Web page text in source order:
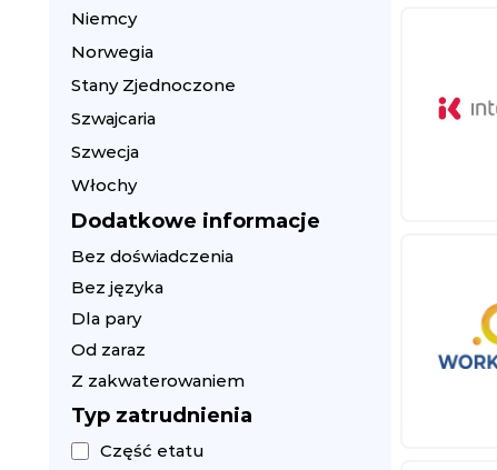
Niemcy
Norwegia
Stany Zjednoczone
Szwajcaria
Szwecja
Włochy
Dodatkowe informacje
Bez doświadczenia
Bez języka
Dla pary
Od zaraz
Z zakwaterowaniem
Typ zatrudnienia
Część etatu